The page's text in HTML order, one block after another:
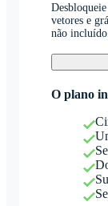
vetores e
não incluído.
O plano